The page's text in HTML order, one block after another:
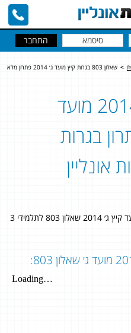
> שאלון 803 בגרות קיץ מועד ג׳ 2014 פתרון מלא
מלא לבגרות קיץ 2014 מועד
803 | פתרון בגרות
להלן פתרון מלא לבגרות במתמטיקה מועד קיץ ג׳ 2014 שאלון 803 לתלמידי 3